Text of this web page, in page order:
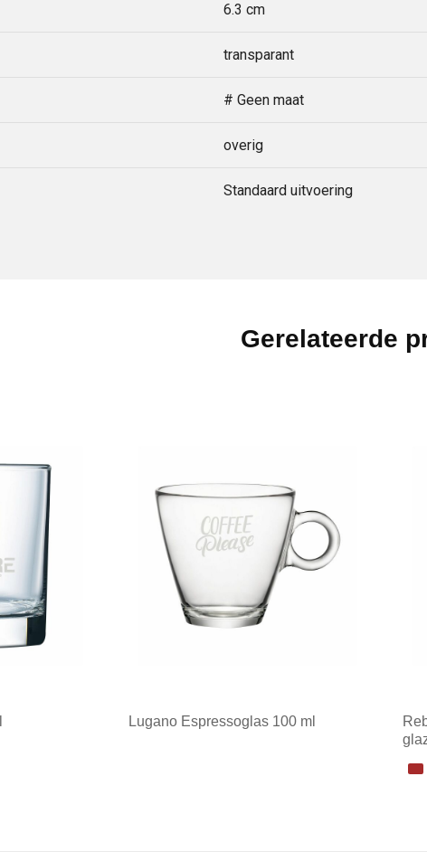
6.3 cm
transparant
# Geen maat
overig
Standaard uitvoering
Gerelateerde
Lugano Espressoglas 100 ml